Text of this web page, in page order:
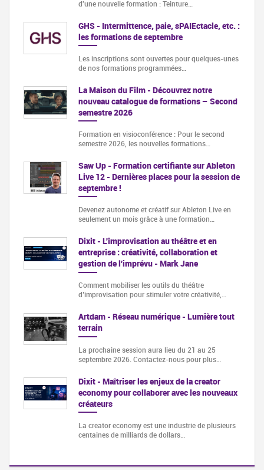
d'une nouvelle formation : Teinture…
GHS - Intermittence, paie, sPAIEctacle, etc. :
les formations de septembre
Les inscriptions sont ouvertes pour quelques-unes
de nos formations programmées…
La Maison du Film - Découvrez notre
nouveau catalogue de formations – Second
semestre 2026
Formation en visioconférence : Pour le second
semestre 2026, les nouvelles formations…
Saw Up - Formation certifiante sur Ableton
Live 12 - Dernières places pour la session de
septembre !
Devenez autonome et créatif sur Ableton Live en
seulement un mois grâce à une formation…
Dixit - L'improvisation au théâtre et en
entreprise : créativité, collaboration et
gestion de l'imprévu - Mark Jane
Comment mobiliser les outils du théâtre
d’improvisation pour stimuler votre créativité,…
Artdam - Réseau numérique - Lumière tout
terrain
La prochaine session aura lieu du 21 au 25
septembre 2026. Contactez-nous pour plus…
Dixit - Maîtriser les enjeux de la creator
economy pour collaborer avec les nouveaux
créateurs
La creator economy est une industrie de plusieurs
centaines de milliards de dollars…